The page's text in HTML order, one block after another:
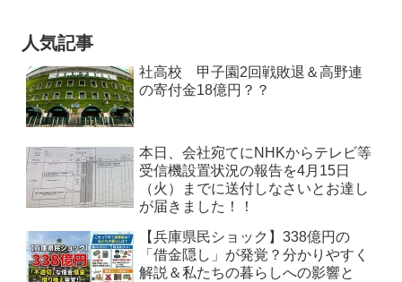
人気記事
社高校 甲子園2回戦敗退＆高野連
の寄付金18億円？？
本日、会社宛てにNHKからテレビ等
受信機設置状況の報告を4月15日
（火）までに送付しなさいとお達し
が届きました！！
【兵庫県民ショック】338億円の
「借金隠し」が発覚？分かりやすく
解説＆私たちの暮らしへの影響と